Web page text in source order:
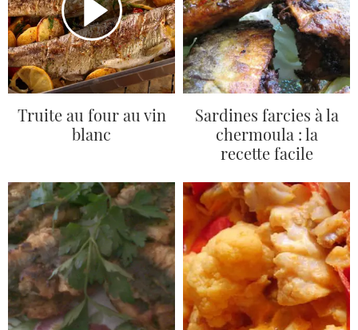
Truite au four au vin
blanc
Sardines farcies à la
chermoula : la
recette facile